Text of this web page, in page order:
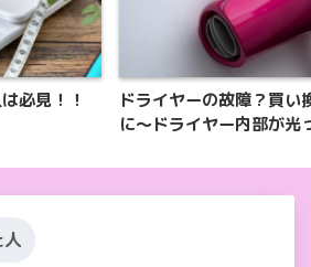
必見！！
ドライヤーの故障？買い
に〜ドライヤー内部が